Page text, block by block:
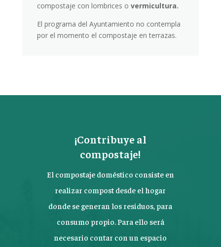
compostaje con lombrices o vermicultura.
El programa del Ayuntamiento no contempla
por el momento el compostaje en terrazas.
¡Contribuye al
compostaje!
El compostaje doméstico consiste en
realizar compost desde el hogar
donde se generan los residuos, para
consumo propio. Para ello será
necesario contar con un espacio